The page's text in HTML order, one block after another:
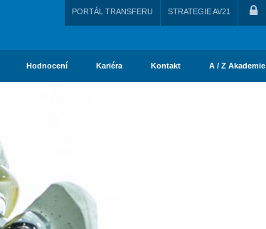
PORTÁL TRANSFERU STRATEGIE AV21
Hodnocení Kariéra Kontakt A / Z Akademie